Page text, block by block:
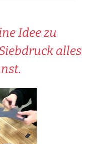
Idee zu
alles